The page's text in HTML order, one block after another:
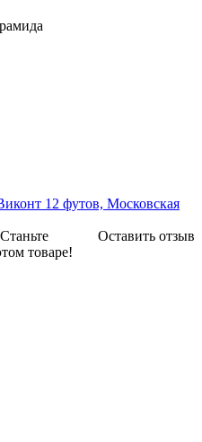
12 футов, Московская
Оставить отзыв
товаре!